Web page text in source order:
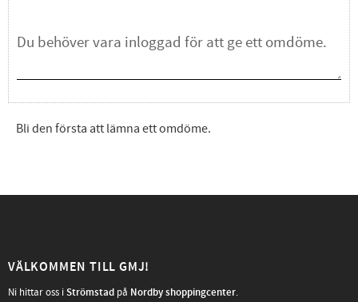
Bli den första att lämna ett omdöme.
VÄLKOMMEN TILL GMJ!
Ni hittar oss iStrömstad på Nordby shoppingcenter.